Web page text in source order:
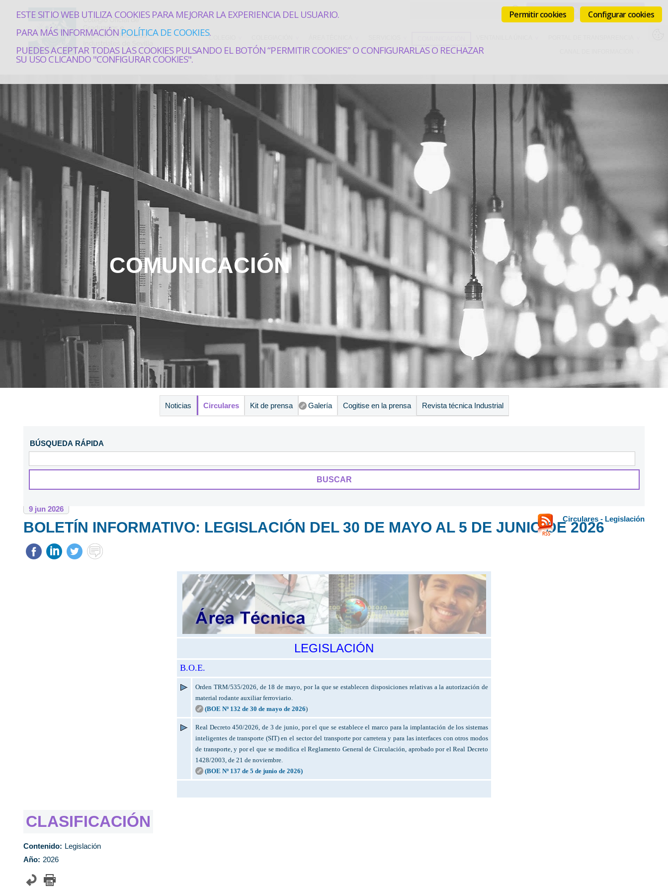
ESTE SITIO WEB UTILIZA COOKIES PARA MEJORAR LA EXPERIENCIA DEL USUARIO.
PARA MÁS INFORMACIÓN POLÍTICA DE COOKIES.
PUEDES ACEPTAR TODAS LAS COOKIES PULSANDO EL BOTÓN “PERMITIR COOKIES” O CONFIGURARLAS O RECHAZAR
SU USO CLICANDO "CONFIGURAR COOKIES".
Configurar cookies
Permitir cookies
COLEGIO
COMUNICACIÓN
NOVEDADES LEGISLATIVAS
9 jun 2026
BOLETÍN INFORMATIVO: LEGISLACIÓN DEL 30 DE MAYO AL 5 DE JUNIO DE 2026
LEGISLACIÓN
B.O.E.
Orden TRM/535/2026, de 18 de mayo, por la que se establecen disposiciones relativas a la autorización de
material rodante auxiliar ferroviario.
(BOE Nº 132 de 30 de mayo de 2026)
Real Decreto 450/2026, de 3 de junio, por el que se establece el marco para la implantación de los sistemas
inteligentes de transporte (SIT) en el sector del transporte por carretera y para las interfaces con otros modos
de transporte, y por el que se modifica el Reglamento General de Circulación, aprobado por el Real Decreto
1428/2003, de 21 de noviembre.
(BOE Nº 137 de 5 de junio de 2026)
CLASIFICACIÓN
Contenido: Legislación
Año: 2026
Noticias Circulares Kit de prensa Galería Cogitise en la prensa Revista técnica Industrial
BÚSQUEDA RÁPIDA
Circulares - Legislación